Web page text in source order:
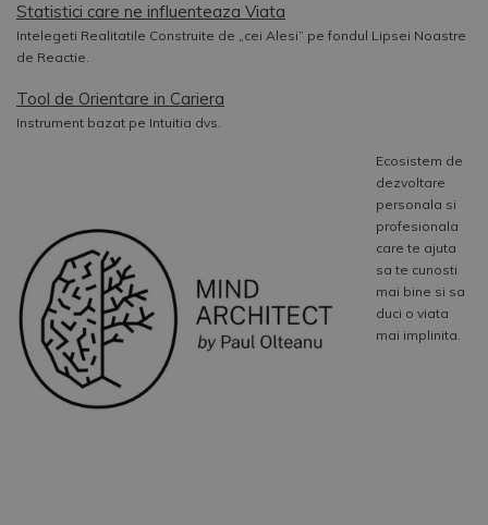
Statistici care ne influenteaza Viata
Intelegeti Realitatile Construite de „cei Alesi” pe fondul Lipsei Noastre
de Reactie.
Tool de Orientare in Cariera
Instrument bazat pe Intuitia dvs.
Ecosistem de
dezvoltare
personala si
profesionala
care te ajuta
sa te cunosti
mai bine si sa
duci o viata
mai implinita.